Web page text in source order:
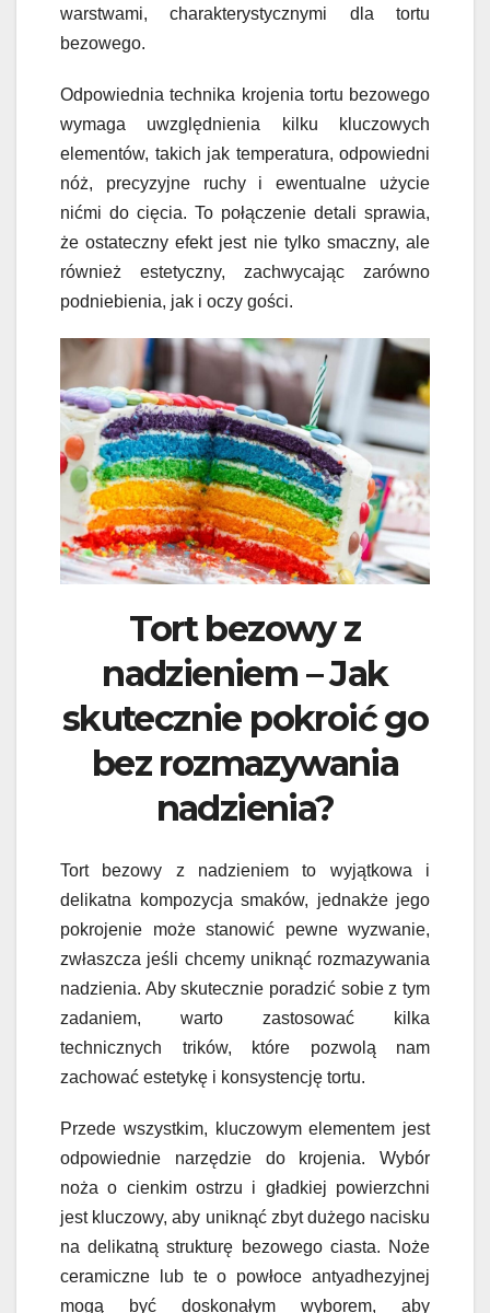
warstwami, charakterystycznymi dla tortu
bezowego.
Odpowiednia technika krojenia tortu bezowego
wymaga uwzględnienia kilku kluczowych
elementów, takich jak temperatura, odpowiedni
nóż, precyzyjne ruchy i ewentualne użycie
nićmi do cięcia. To połączenie detali sprawia,
że ostateczny efekt jest nie tylko smaczny, ale
również estetyczny, zachwycając zarówno
podniebienia, jak i oczy gości.
Tort bezowy z
nadzieniem – Jak
skutecznie pokroić go
bez rozmazywania
nadzienia?
Tort bezowy z nadzieniem to wyjątkowa i
delikatna kompozycja smaków, jednakże jego
pokrojenie może stanowić pewne wyzwanie,
zwłaszcza jeśli chcemy uniknąć rozmazywania
nadzienia. Aby skutecznie poradzić sobie z tym
zadaniem, warto zastosować kilka
technicznych trików, które pozwolą nam
zachować estetykę i konsystencję tortu.
Przede wszystkim, kluczowym elementem jest
odpowiednie narzędzie do krojenia. Wybór
noża o cienkim ostrzu i gładkiej powierzchni
jest kluczowy, aby uniknąć zbyt dużego nacisku
na delikatną strukturę bezowego ciasta. Noże
ceramiczne lub te o powłoce antyadhezyjnej
mogą być doskonałym wyborem, aby